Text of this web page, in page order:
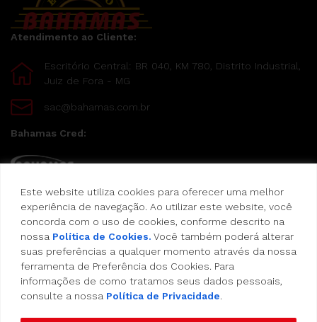
Este website utiliza cookies para oferecer uma melhor
experiência de navegação. Ao utilizar este website, você
concorda com o uso de cookies, conforme descrito na
nossa Política de Cookies. Você também poderá alterar
suas preferências a qualquer momento através da nossa
ferramenta de Preferência dos Cookies. Para
informações de como tratamos seus dados pessoais,
consulte a nossa Política de Privacidade.
Atendimento ao Cliente:
Escritório Central: BR 040, KM 780, Distrito Industrial,
Juiz de Fora - MG
sac@bahamas.com.br
Bahamas Cred:
Pague suas compras com o Bahamas Cred
Formas de pagamento:
Cartão de Crédito